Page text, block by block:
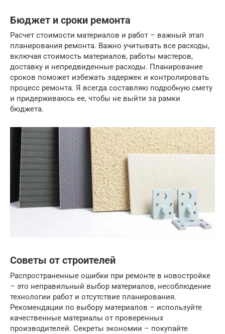
Бюджет и сроки ремонта
Расчет стоимости материалов и работ – важный этап
планирования ремонта. Важно учитывать все расходы,
включая стоимость материалов, работы мастеров,
доставку и непредвиденные расходы. Планирование
сроков поможет избежать задержек и контролировать
процесс ремонта. Я всегда составляю подробную смету
и придерживаюсь ее, чтобы не выйти за рамки
бюджета.
Советы от строителей
Распространенные ошибки при ремонте в новостройке
– это неправильный выбор материалов, несоблюдение
технологии работ и отсутствие планирования.
Рекомендации по выбору материалов – используйте
качественные материалы от проверенных
производителей. Секреты экономии – покупайте